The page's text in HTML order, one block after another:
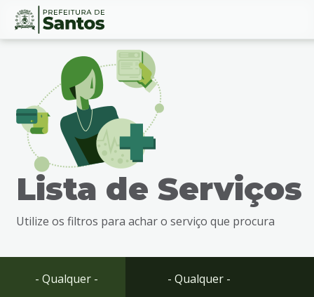
Ir
busca
Ir
Conteúdo
Lista de Serviços
Utilize os filtros para achar o serviço que procura
- Qualquer - - Qualquer -